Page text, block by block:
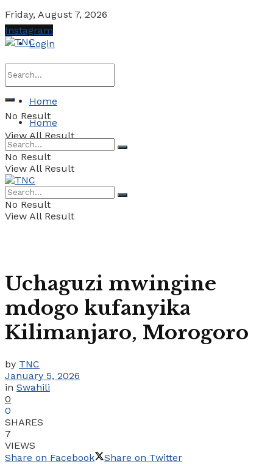
Friday, August 7, 2026
Login
No Result
View All Result
Instagram
Home
Home
No Result
View All Result
No Result
View All Result
Uchaguzi mwingine
mdogo kufanyika
Kilimanjaro, Morogoro
by TNC
January 5, 2026
in Swahili
0
0
SHARES
7
VIEWS
Share on Facebook
Share on Twitter